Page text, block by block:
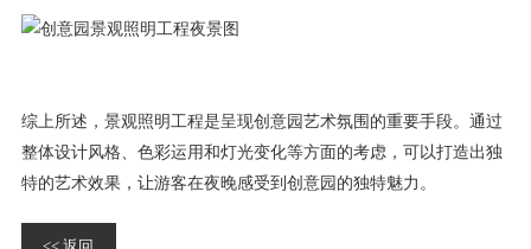
综上所述，景观照明工程是呈现创意园艺术氛围的重要手段。通过
整体设计风格、色彩运用和灯光变化等方面的考虑，可以打造出独
特的艺术效果，让游客在夜晚感受到创意园的独特魅力。